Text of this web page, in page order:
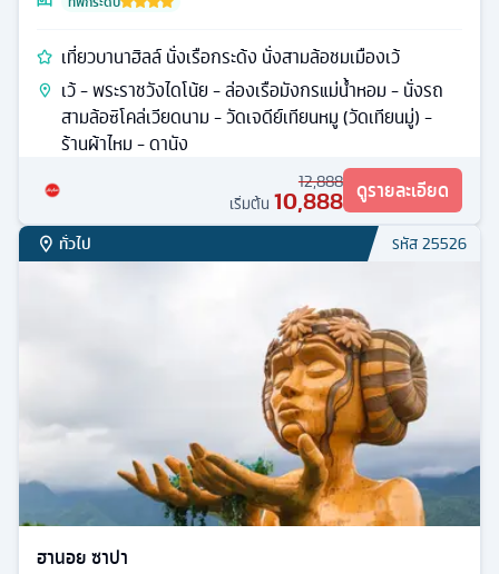
เที่ยวบานาฮิลล์ นั่งเรือกระด้ง นั่งสามล้อชมเมืองเว้
เว้ - พระราชวังไดโน้ย - ล่องเรือมังกรแม่น้ำหอม - นั่งรถ
สามล้อซิโคล่เวียดนาม - วัดเจดีย์เทียนหมู (วัดเทียนมู่) -
ร้านผ้าไหม - ดานัง
12,888
เริ่มต้น 10,888 ดูรายละเอียด
ทั่วไป รหัส25526
ฮานอย ซาปา